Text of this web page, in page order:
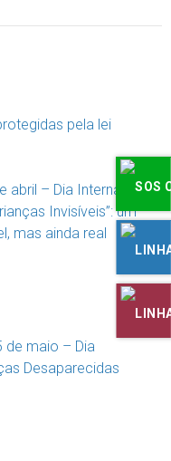
pela lei
abril – Dia Internacional
Invisíveis”: um
mas ainda real
de maio – Dia
Desaparecidas